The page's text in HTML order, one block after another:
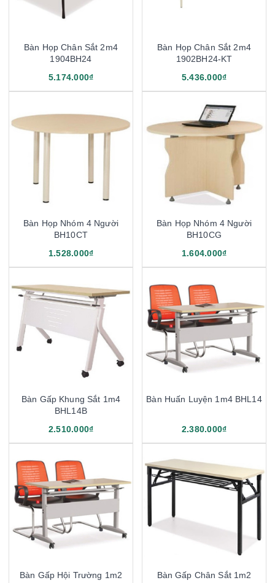
Bàn Họp Chân Sắt 2m4
1904BH24
5.174.000₫
Bàn Họp Chân Sắt 2m4
1902BH24-KT
5.436.000₫
Bàn Họp Nhóm 4 Người
BH10CT
1.528.000₫
Bàn Họp Nhóm 4 Người
BH10CG
1.604.000₫
Bàn Gấp Khung Sắt 1m4
BHL14B
2.510.000₫
Bàn Huấn Luyện 1m4 BHL14
2.380.000₫
Bàn Gấp Hội Trường 1m2
Bàn Gấp Chân Sắt 1m2